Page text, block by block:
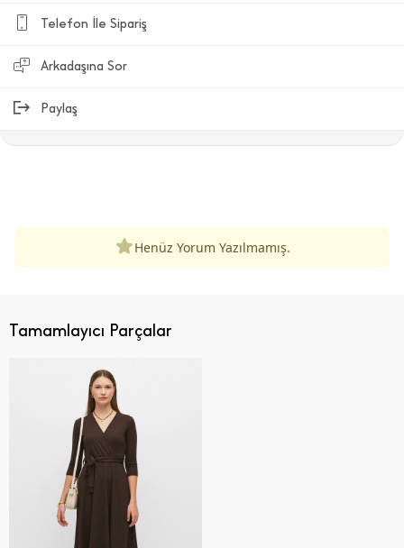
Telefon İle Sipariş
Arkadaşına Sor
Paylaş
Henüz Yorum Yazılmamış.
Tamamlayıcı Parçalar